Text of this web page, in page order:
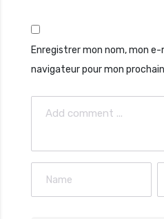
Enregistrer mon nom, mon
navigateur pour mon